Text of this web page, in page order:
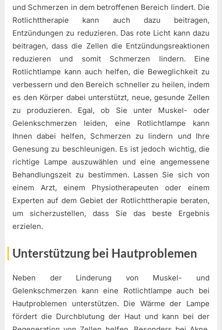
und Schmerzen in dem betroffenen Bereich lindert. Die
Rotlichttherapie kann auch dazu beitragen,
Entzündungen zu reduzieren. Das rote Licht kann dazu
beitragen, dass die Zellen die Entzündungsreaktionen
reduzieren und somit Schmerzen lindern. Eine
Rotlichtlampe kann auch helfen, die Beweglichkeit zu
verbessern und den Bereich schneller zu heilen, indem
es den Körper dabei unterstützt, neue, gesunde Zellen
zu produzieren. Egal, ob Sie unter Muskel- oder
Gelenkschmerzen leiden, eine Rotlichtlampe kann
Ihnen dabei helfen, Schmerzen zu lindern und Ihre
Genesung zu beschleunigen. Es ist jedoch wichtig, die
richtige Lampe auszuwählen und eine angemessene
Behandlungszeit zu bestimmen. Lassen Sie sich von
einem Arzt, einem Physiotherapeuten oder einem
Experten auf dem Gebiet der Rotlichttherapie beraten,
um sicherzustellen, dass Sie das beste Ergebnis
erzielen.
Unterstützung bei Hautproblemen
Neben der Linderung von Muskel- und
Gelenkschmerzen kann eine Rotlichtlampe auch bei
Hautproblemen unterstützen. Die Wärme der Lampe
fördert die Durchblutung der Haut und kann bei der